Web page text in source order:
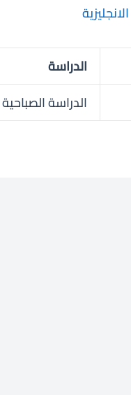
الدراسة
الدراسة الصباحية